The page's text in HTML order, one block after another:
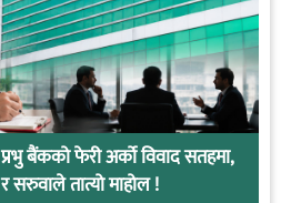
बैंकको फेरी अर्को विवाद सतहमा,
सरुवाले तात्यो माहोल !